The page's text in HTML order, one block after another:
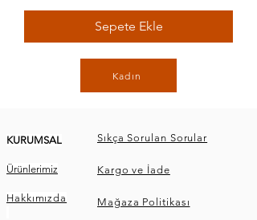
Sepete Ekle
Kadın
KURUMSAL
Ürünlerimiz
Hakkımızda
Sıkça Sorulan Sorular
Kargo ve İade
Mağaza Politikası